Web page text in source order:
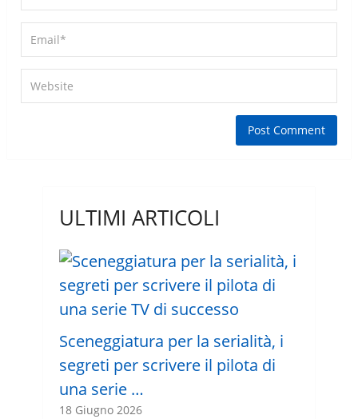
ULTIMI ARTICOLI
Sceneggiatura per la serialità, i
segreti per scrivere il pilota di
una serie …
18 Giugno 2026